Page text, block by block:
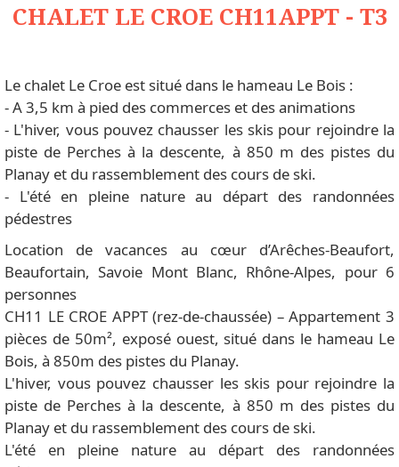
CHALET LE CROE CH11APPT - T3
Le chalet Le Croe est situé dans le hameau Le Bois :
- A 3,5 km à pied des commerces et des animations
- L'hiver, vous pouvez chausser les skis pour rejoindre la
piste de Perches à la descente, à 850 m des pistes du
Planay et du rassemblement des cours de ski.
- L'été en pleine nature au départ des randonnées
pédestres
Location de vacances au cœur d’Arêches-Beaufort,
Beaufortain, Savoie Mont Blanc, Rhône-Alpes, pour 6
personnes
CH11 LE CROE APPT (rez-de-chaussée) – Appartement 3
pièces de 50m², exposé ouest, situé dans le hameau Le
Bois, à 850m des pistes du Planay.
L'hiver, vous pouvez chausser les skis pour rejoindre la
piste de Perches à la descente, à 850 m des pistes du
Planay et du rassemblement des cours de ski.
L'été en pleine nature au départ des randonnées